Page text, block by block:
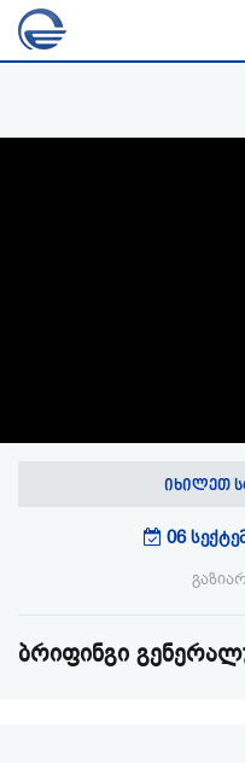
იხილეთ
06
ბრიფინგი